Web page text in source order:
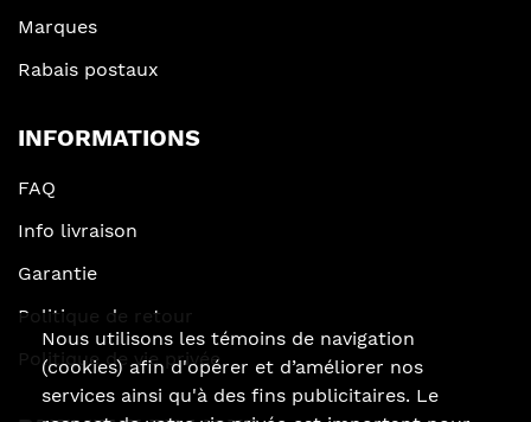
Marques
Rabais postaux
INFORMATIONS
FAQ
Info livraison
Garantie
Politique de retour
Politique de vie privée
Nous utilisons les témoins de navigation
(cookies) afin d'opérer et d’améliorer nos
services ainsi qu'à des fins publicitaires. Le